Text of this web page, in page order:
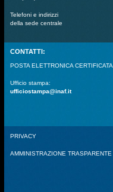
Telefoni e indirizzi
della sede centrale
CONTATTI:
POSTA ELETTRONICA CERTIFICATA
Ufficio stampa:
ufficiostampa@inaf.it
PRIVACY
AMMINISTRAZIONE TRASPARENTE